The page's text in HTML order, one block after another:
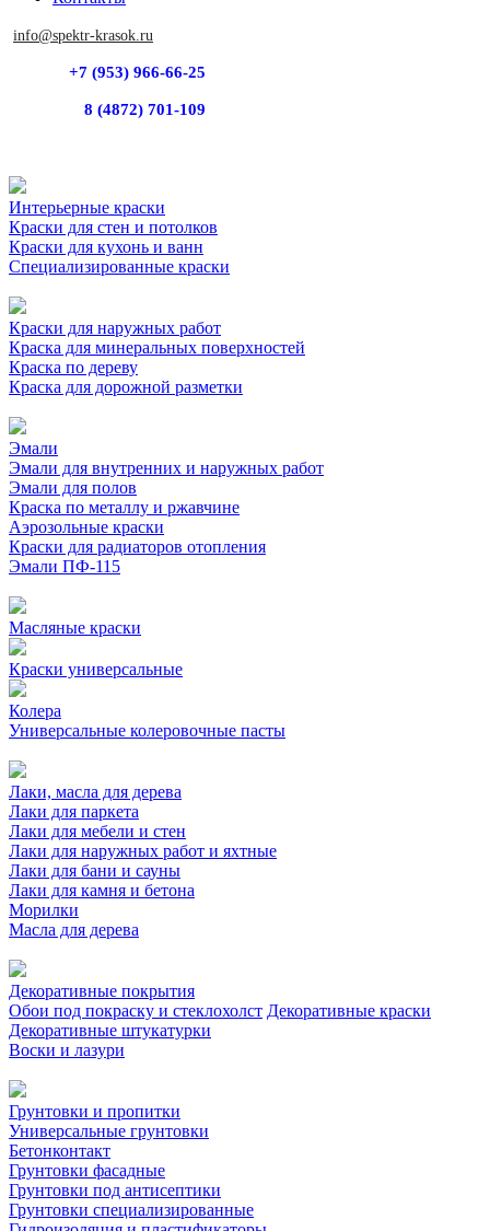
info@spektr-krasok.ru
+7 (953) 966-66-25
8 (4872) 701-109
Интерьерные краски
Краски для стен и потолков
Краски для кухонь и ванн
Специализированные краски
Краски для наружных работ
Краска для минеральных поверхностей
Краска по дереву
Краска для дорожной разметки
Эмали
Эмали для внутренних и наружных работ
Эмали для полов
Краска по металлу и ржавчине
Аэрозольные краски
Краски для радиаторов отопления
Эмали ПФ-115
Масляные краски
Краски универсальные
Колера
Универсальные колеровочные пасты
Лаки, масла для дерева
Лаки для паркета
Лаки для мебели и стен
Лаки для наружных работ и яхтные
Лаки для бани и сауны
Лаки для камня и бетона
Морилки
Масла для дерева
Декоративные покрытия
Обои под покраску и стеклохолст Декоративные краски
Декоративные штукатурки
Воски и лазури
Грунтовки и пропитки
Универсальные грунтовки
Бетонконтакт
Грунтовки фасадные
Грунтовки под антисептики
Грунтовки специализированные